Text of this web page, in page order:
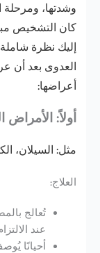
وشدتها، ومرحلة
كان التشخيص
إليك نظرة
العدوى بعد أن
أعراضها:
أولاً: الأمراض
مثل: السيلان،
العلاج:
تُعالج
عند
أحيانًا